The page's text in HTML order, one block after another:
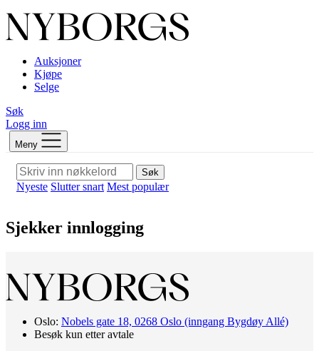
Auksjoner
Kjøpe
Selge
Søk
Logg inn
Meny
Søk
Nyeste Slutter snart Mest populær
Sjekker innlogging
Oslo: Nobels gate 18, 0268 Oslo (inngang Bygdøy Allé)
Besøk kun etter avtale